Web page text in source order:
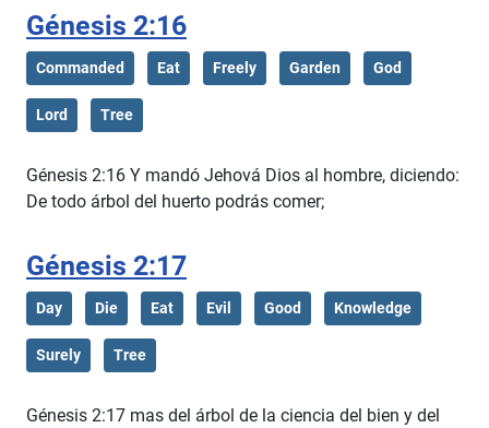
Génesis 2:16
Commanded Eat Freely Garden God
Lord Tree
Génesis 2:16 Y mandó Jehová Dios al hombre, diciendo:
De todo árbol del huerto podrás comer;
Génesis 2:17
Day Die Eat Evil Good Knowledge
Surely Tree
Génesis 2:17 mas del árbol de la ciencia del bien y del